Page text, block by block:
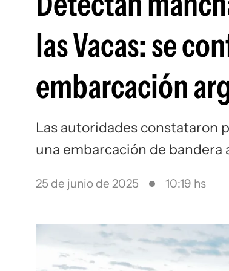
las Vacas: se
embarcación
Las autoridades constataron
una embarcación de bandera
25 de junio de 2025 10:19 hs